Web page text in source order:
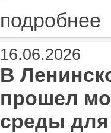
подробнее
16.06.2026
В
прошел
среды